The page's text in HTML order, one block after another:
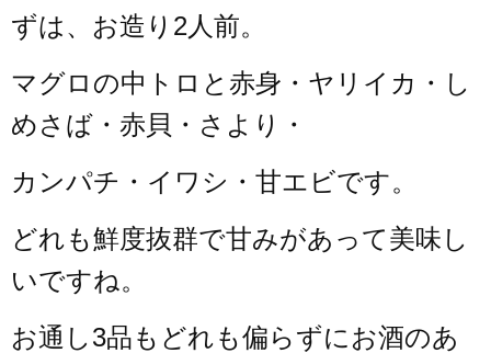
ずは、お造り2人前。
マグロの中トロと赤身・ヤリイカ・し
めさば・赤貝・さより・
カンパチ・イワシ・甘エビです。
どれも鮮度抜群で甘みがあって美味し
いですね。
お通し3品もどれも偏らずにお酒のあ